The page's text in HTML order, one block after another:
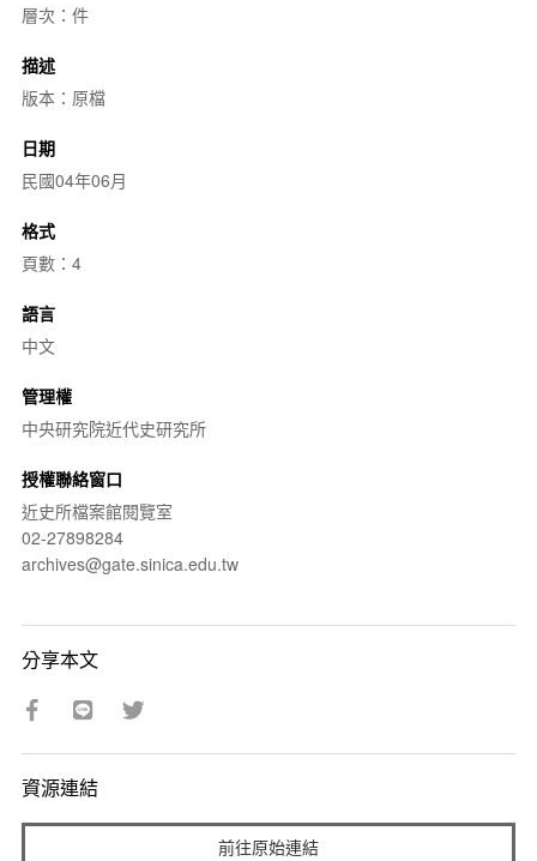
層次：件
描述
版本：原檔
日期
民國04年06月
格式
頁數：4
語言
中文
管理權
中央研究院近代史研究所
授權聯絡窗口
近史所檔案館閱覽室
02-27898284
archives@gate.sinica.edu.tw
分享本文
資源連結
前往原始連結